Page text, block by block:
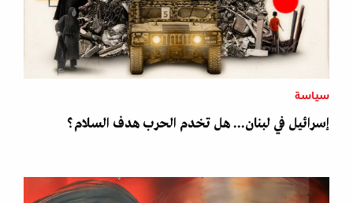
سياسة
إسرائيل في لبنان... هل تخدم الحرب هدف السلام؟